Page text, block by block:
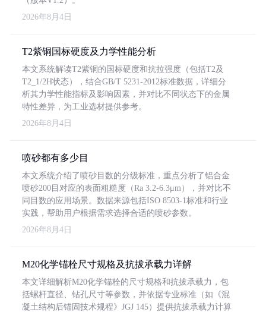
2026年8月4日
T2紫铜国标硬度及力学性能分析
本文系统解读T2紫铜的国标硬度和抗拉强度（包括T2及
T2_1/2H状态），结合GB/T 5231-2012标准数据，详细分
析其力学性能指标及影响因素，并对比不同状态下的金属
特性差异，为工业选材提供参考。
2026年8月4日
喷砂都有多少目
本文系统介绍了喷砂目数的分级标准，重点分析了铝合金
喷砂200目对应的表面粗糙度（Ra 3.2-6.3μm），并对比不
同目数的应用场景。数据来源包括ISO 8503-1标准和行业
实践，帮助用户根据需求选择合适的喷砂参数。
2026年8月4日
M20化学锚栓尺寸规格及抗拔承载力详解
本文详细解析M20化学锚栓的尺寸规格和抗拔承载力，包
括螺杆直径、钻孔尺寸等参数，并依据专业标准（如《混
凝土结构后锚固技术规程》JGJ 145）提供抗拔承载力计算